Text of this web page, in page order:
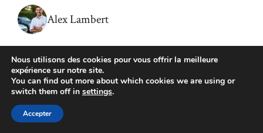
Alex Lambert
plusieurs années, je suis passionné par l'automobile et le
service client. Avec 39 ans d'expérience de vie, je mets un
point d'honneur à offrir des véhicules de qualité et un
service personnalisé pour répondre aux besoins de chaque
client.
Nous utilisons des cookies pour vous offrir la meilleure
expérience sur notre site.
You can find out more about which cookies we are using or
switch them off in settings.
Accepter